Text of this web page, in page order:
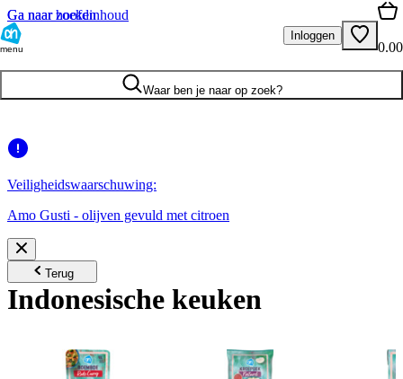
Ga naar hoofdinhoud
Ga naar zoeken
menu
Inloggen
0.00
Waar ben je naar op zoek?
Veiligheidswaarschuwing:
Amo Gusti - olijven gevuld met citroen
Terug
Indonesische keuken